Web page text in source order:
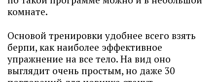
комнате.
Основой тренировки удобнее всего взять
берпи, как наиболее эффективное
упражнение на все тело. На вид оно
выглядит очень простым, но даже 30